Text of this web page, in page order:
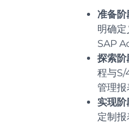
准备阶
明确
SAP
探索阶
程与S/
管理报
实现阶
定制